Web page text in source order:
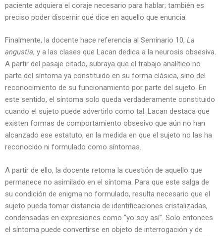
paciente adquiera el coraje necesario para hablar; también es
preciso poder discernir qué dice en aquello que enuncia.
Finalmente, la docente hace referencia al Seminario 10, La
angustia, y a las clases que Lacan dedica a la neurosis obsesiva.
A partir del pasaje citado, subraya que el trabajo analítico no
parte del síntoma ya constituido en su forma clásica, sino del
reconocimiento de su funcionamiento por parte del sujeto. En
este sentido, el síntoma solo queda verdaderamente constituido
cuando el sujeto puede advertirlo como tal. Lacan destaca que
existen formas de comportamiento obsesivo que aún no han
alcanzado ese estatuto, en la medida en que el sujeto no las ha
reconocido ni formulado como síntomas.
A partir de ello, la docente retoma la cuestión de aquello que
permanece no asimilado en el síntoma. Para que este salga de
su condición de enigma no formulado, resulta necesario que el
sujeto pueda tomar distancia de identificaciones cristalizadas,
condensadas en expresiones como “yo soy así”. Solo entonces
el síntoma puede convertirse en objeto de interrogación y de